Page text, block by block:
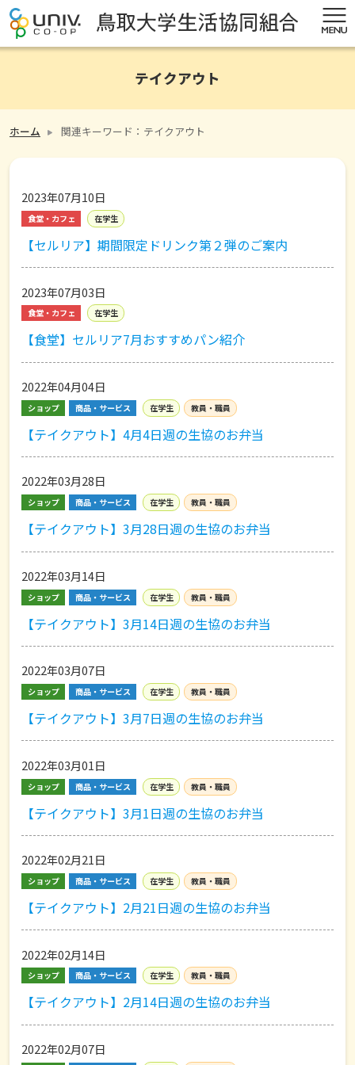
テイクアウト
ホーム 関連キーワード：テイクアウト
2023年07月10日
食堂・カフェ 在学生
【セルリア】期間限定ドリンク第２弾のご案内
2023年07月03日
食堂・カフェ 在学生
【食堂】セルリア7月おすすめパン紹介
2022年04月04日
ショップ 商品・サービス 在学生 教員・職員
【テイクアウト】4月4日週の生協のお弁当
2022年03月28日
ショップ 商品・サービス 在学生 教員・職員
【テイクアウト】3月28日週の生協のお弁当
2022年03月14日
ショップ 商品・サービス 在学生 教員・職員
【テイクアウト】3月14日週の生協のお弁当
2022年03月07日
ショップ 商品・サービス 在学生 教員・職員
【テイクアウト】3月7日週の生協のお弁当
2022年03月01日
ショップ 商品・サービス 在学生 教員・職員
【テイクアウト】3月1日週の生協のお弁当
2022年02月21日
ショップ 商品・サービス 在学生 教員・職員
【テイクアウト】2月21日週の生協のお弁当
2022年02月14日
ショップ 商品・サービス 在学生 教員・職員
【テイクアウト】2月14日週の生協のお弁当
2022年02月07日